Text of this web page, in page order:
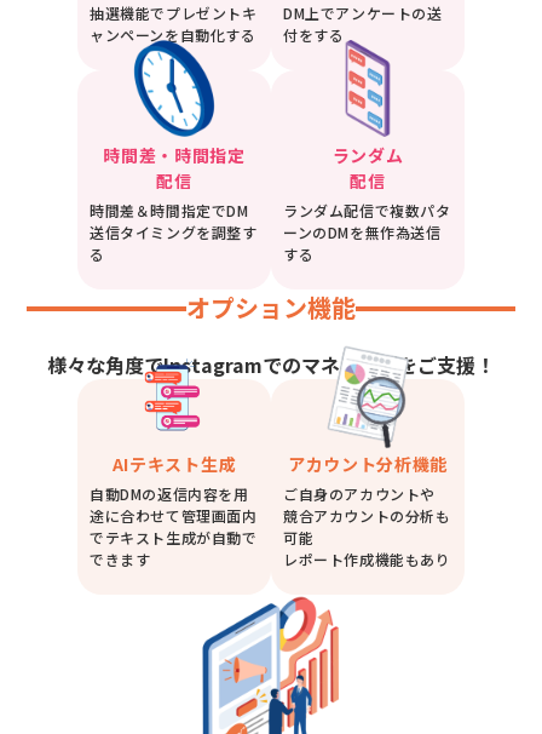
抽選機能でプレゼントキ
ャンペーンを自動化する
DM上でアンケートの送
付をする
時間差・時間指定
配信
時間差＆時間指定でDM
送信タイミングを調整す
る
ランダム
配信
ランダム配信で複数パタ
ーンのDMを無作為送信
する
オプション機能
様々な角度でInstagramでのマネタイズをご支援！
AIテキスト生成
自動DMの返信内容を用
途に合わせて管理画面内
でテキスト生成が自動で
できます
アカウント分析機能
ご自身のアカウントや
競合アカウントの分析も
可能
レポート作成機能もあり